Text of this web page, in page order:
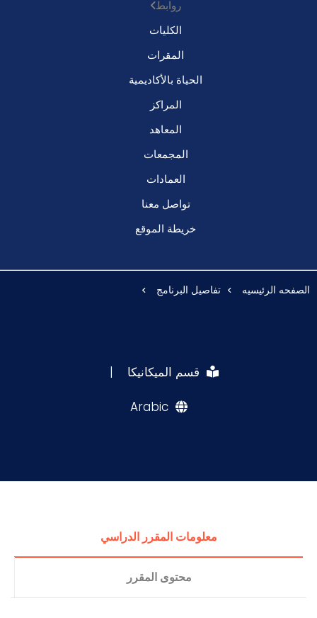
روابط
الكليات
المقرات
الحياة بالأكاديمية
المراكز
المعاهد
المجمعات
العمادات
تواصل معنا
خريطة الموقع
الصفحه الرئيسيه تفاصيل البرنامج
قسم الميكانيكا |
Arabic
معلومات المقرر الدراسي
محتوى المقرر